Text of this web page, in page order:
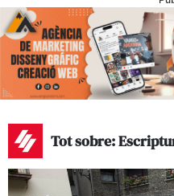
Tot sobre: